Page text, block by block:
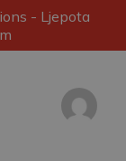
- Ljepota